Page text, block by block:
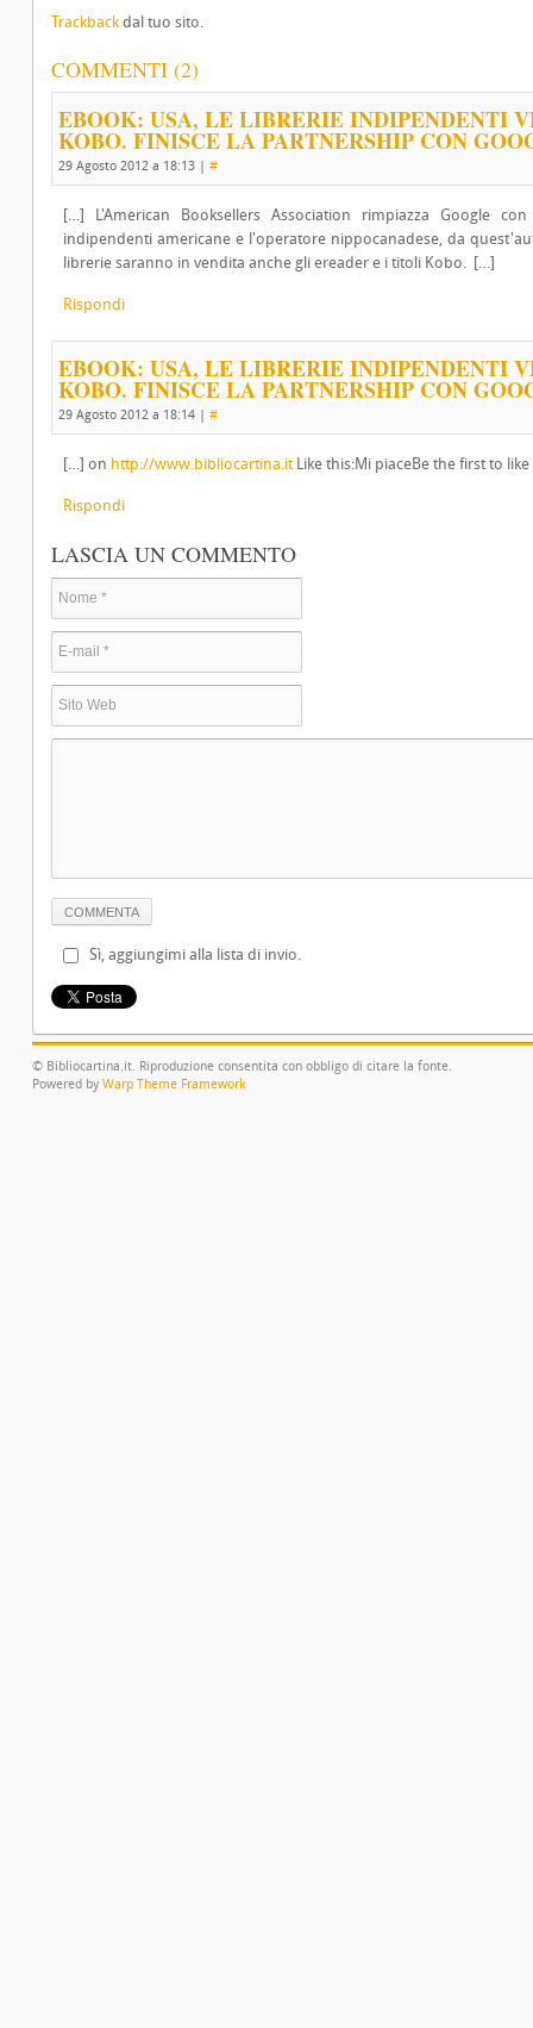
Trackbackdal tuo sito.
COMMENTI (2)
EBOOK: USA, LE LIBRERIE INDIPENDENTI
KOBO. FINISCE LA PARTNERSHIP CON
29 Agosto 2012 a 18:13 | #
[…] L'American Booksellers Association rimpiazza Google
indipendenti americane e l'operatore nippocanadese, da
librerie saranno in vendita anche gli ereader e i titoli Kobo. […]
Rispondi
EBOOK: USA, LE LIBRERIE INDIPENDENTI
KOBO. FINISCE LA PARTNERSHIP CON
29 Agosto 2012 a 18:14 | #
[…] on http://www.bibliocartina.itLike this:Mi piaceBe the first to
Rispondi
LASCIA UN COMMENTO
Sì, aggiungimi alla lista di invio.
© Bibliocartina.it. Riproduzione consentita con obbligo di citare la fonte.
Powered by Warp Theme Framework